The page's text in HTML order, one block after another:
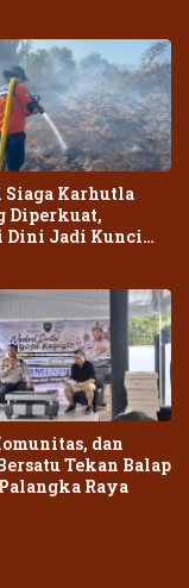
Siaga Karhutla
Diperkuat,
Dini Jadi Kunci
dan
Tekan Balap
Raya